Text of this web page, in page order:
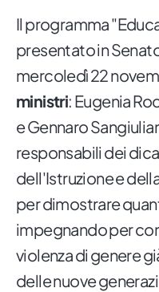
Il programma
presentato in
mercoledì 22
ministri: Eugenia
e Gennaro
responsabili dei
dell'Istruzione e
per dimostrare
impegnando per
violenza di genere
delle nuove